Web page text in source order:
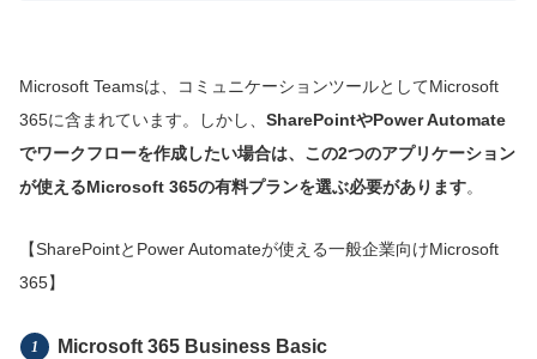
Microsoft Teamsは、コミュニケーションツールとしてMicrosoft
365に含まれています。しかし、 SharePointやPower Automate
でワークフローを作成したい場合は、この2つのアプリケーション
が使えるMicrosoft 365の有料プランを選ぶ必要があります。
【SharePointとPower Automateが使える一般企業向けMicrosoft
365】
Microsoft 365 Business Basic